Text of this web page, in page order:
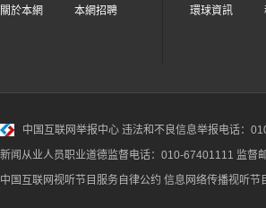
關於本網 本網招聘 環球資訊
中国互联网举报中心 违法和不良信息举报电话：
新闻从业人员职业道德监督电话：010-67401111 监
中国互联网视听节目服务自律公约 信息网络传播视听